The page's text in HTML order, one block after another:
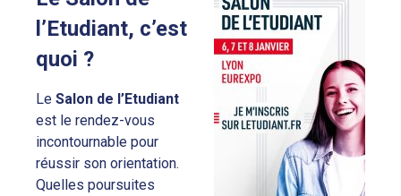
l’Etudiant, c’est
quoi ?
Le Salon de l’Etudiant
est le rendez-vous
incontournable pour
réussir son orientation.
Quelles poursuites